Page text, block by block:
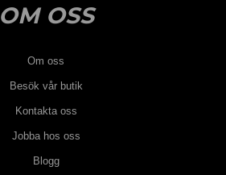
OM OSS
Om oss
Besök vår butik
Kontakta oss
Jobba hos oss
Blogg